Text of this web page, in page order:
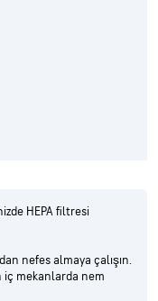
HEPA filtresi
nefes almaya çalışın.
iç mekanlarda nem